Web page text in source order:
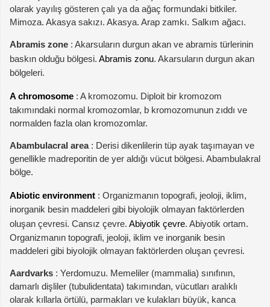
olarak yayılış gösteren çalı ya da ağaç formundaki bitkiler.
Mimoza. Akasya sakızı. Akasya. Arap zamkı. Salkım ağacı.
Abramis zone : Akarsuların durgun akan ve abramis türlerinin
baskın olduğu bölgesi. Abramis zonu. Akarsuların durgun akan
bölgeleri.
A chromosome : A kromozomu. Diploit bir kromozom
takımındaki normal kromozomlar, b kromozomunun zıddı ve
normalden fazla olan kromozomlar.
Abambulacral area: Derisi dikenlilerin tüp ayak taşımayan ve
genellikle madreporitin de yer aldığı vücut bölgesi. Abambulakral
bölge.
Abiotic environment : Organizmanın topografi, jeoloji, iklim,
inorganik besin maddeleri gibi biyolojik olmayan faktörlerden
oluşan çevresi. Cansız çevre. Abiyotik çevre. Abiyotik ortam.
Organizmanın topografi, jeoloji, iklim ve inorganik besin
maddeleri gibi biyolojik olmayan faktörlerden oluşan çevresi.
Aardvarks : Yerdomuzu. Memeliler (mammalia) sınıfının,
damarlı dişliler (tubulidentata) takımından, vücutları aralıklı
olarak kıllarla örtülü, parmakları ve kulakları büyük, kanca